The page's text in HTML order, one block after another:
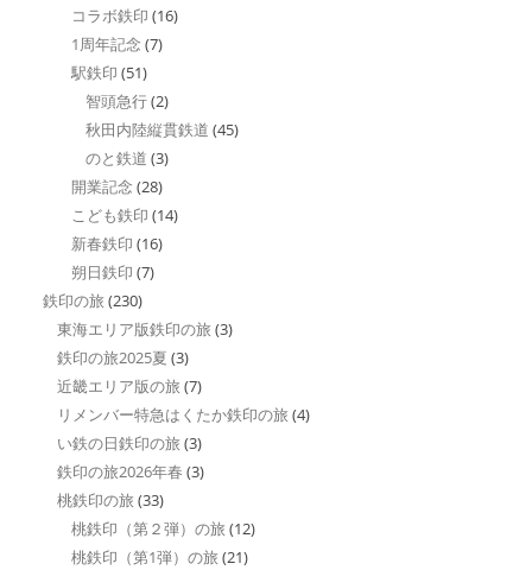
コラボ鉄印 (16)
1周年記念 (7)
駅鉄印 (51)
智頭急行(2)
秋田内陸縦貫鉄道 (45)
のと鉄道 (3)
開業記念 (28)
こども鉄印 (14)
新春鉄印 (16)
朔日鉄印 (7)
鉄印の旅 (230)
東海エリア版鉄印の旅 (3)
鉄印の旅2025夏 (3)
近畿エリア版の旅 (7)
リメンバー特急はくたか鉄印の旅 (4)
い鉄の日鉄印の旅 (3)
鉄印の旅2026年春 (3)
桃鉄印の旅 (33)
桃鉄印（第２弾）の旅 (12)
桃鉄印（第1弾）の旅 (21)